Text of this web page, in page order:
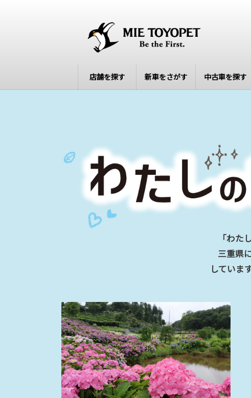
店舗を探す 新車をさがす 中古車を探す
「わた
三重県
していま